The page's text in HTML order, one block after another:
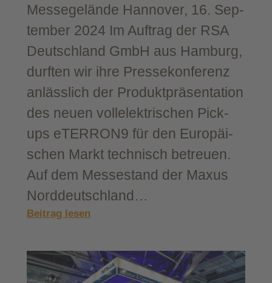
Mes­se­ge­län­de Han­no­ver, 16. Sep­
tem­ber 2024 Im Auf­trag der RSA
Deutsch­land GmbH aus Ham­burg,
durf­ten wir ihre Pres­se­kon­fe­renz
anläss­lich der Pro­dukt­prä­sen­ta­ti­on
des neu­en voll­elek­tri­schen Pick­
ups eTERRON9 für den Euro­päi­
schen Markt tech­nisch betreuen.
Auf dem Mes­se­stand der Maxus
Nord­deutsch­land…
Beitrag lesen:
kon­
fe­